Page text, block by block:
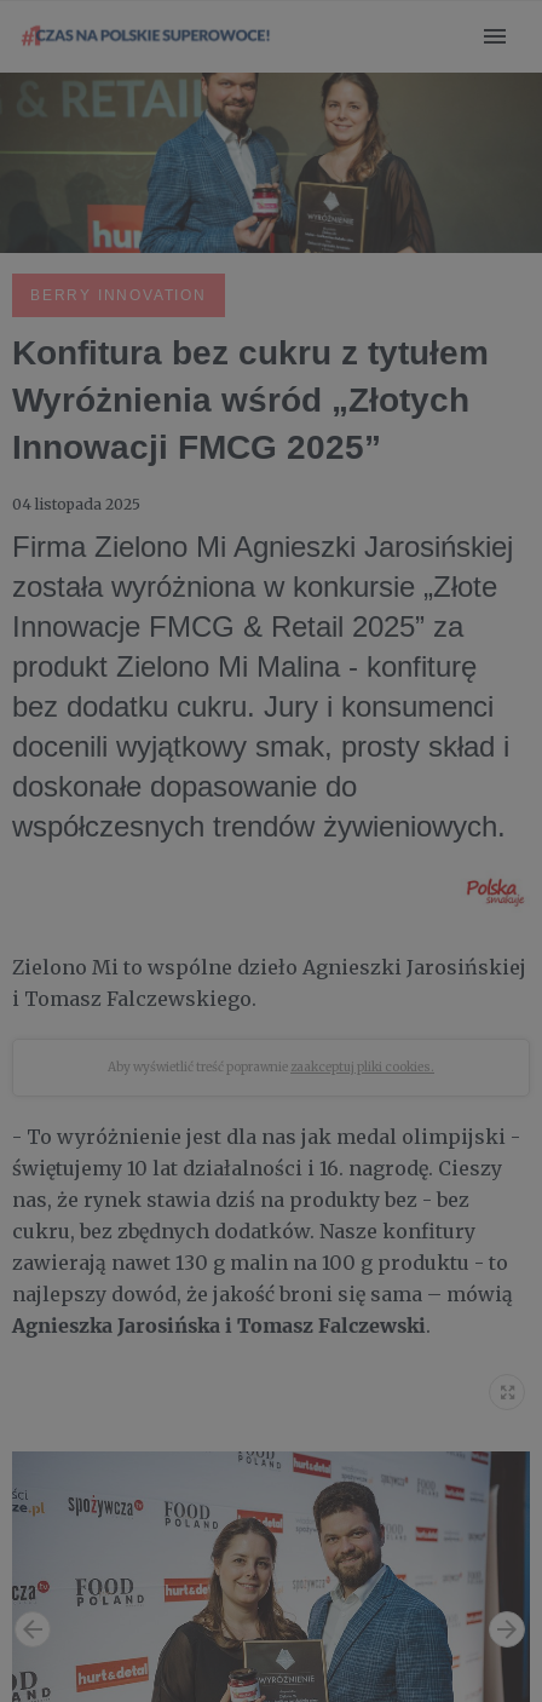
BERRY INNOVATION
Konfitura bez cukru z tytułem
Wyróżnienia wśród „Złotych
Innowacji FMCG 2025”
04 listopada 2025
Firma Zielono Mi Agnieszki Jarosińskiej
została wyróżniona w konkursie „Złote
Innowacje FMCG & Retail 2025” za
produkt Zielono Mi Malina - konfiturę
bez dodatku cukru. Jury i konsumenci
docenili wyjątkowy smak, prosty skład i
doskonałe dopasowanie do
współczesnych trendów żywieniowych.
Zielono Mi to wspólne dzieło Agnieszki Jarosińskiej
i Tomasz Falczewskiego.
Aby wyświetlić treść poprawnie zaakceptuj pliki cookies.
- To wyróżnienie jest dla nas jak medal olimpijski -
świętujemy 10 lat działalności i 16. nagrodę. Cieszy
nas, że rynek stawia dziś na produkty bez - bez
cukru, bez zbędnych dodatków. Nasze konfitury
zawierają nawet 130 g malin na 100 g produktu - to
najlepszy dowód, że jakość broni się sama – mówią
Agnieszka Jarosińska i Tomasz Falczewski.